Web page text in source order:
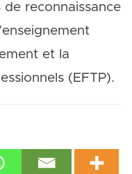
reconnaissance
et la
(EFTP).